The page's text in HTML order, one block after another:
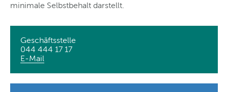
minimale Selbstbehalt darstellt.
Geschäftsstelle
044 444 17 17
E-Mail